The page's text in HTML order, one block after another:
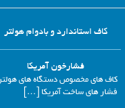
کاف استاندارد و بادوام هولتر
فشارخون آمریکا
کاف های مخصوص دستگاه های هولتر
فشار های ساخت آمریکا […]